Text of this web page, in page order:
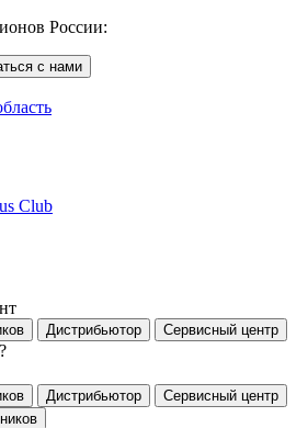
России:
с нами
Club
Дистрибьютор Сервисный центр
Дистрибьютор
Сервисный центр